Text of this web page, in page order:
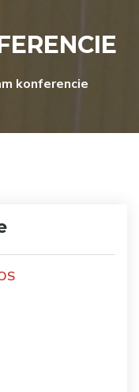
konferencie